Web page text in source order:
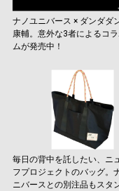
ナノユニバース × ダンダダ
康輔。意外な3者によるコ
ムが発売中！
毎日の背中を託したい、ニ
フプロジェクトのバッグ。
ニバースとの別注品もスタ